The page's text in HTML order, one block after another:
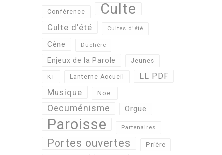
Conférence Culte
Culte d'été Cultes d'été
Cène Duchère
Enjeux de la Parole Jeunes
KT Lanterne Accueil LL PDF
Musique Noël
Oecuménisme Orgue
Paroisse Partenaires
Portes ouvertes Prière